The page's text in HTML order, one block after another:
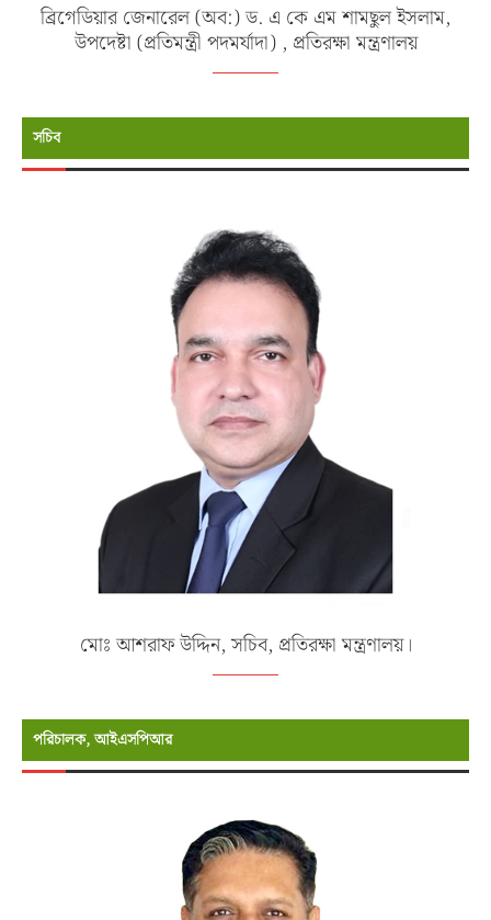
ব্রিগেডিয়ার জেনারেল (অব:) ড. এ কে এম শামছুল ইসলাম,
উপদেষ্টা (প্রতিমন্ত্রী পদমর্যাদা) , প্রতিরক্ষা মন্ত্রণালয়
সচিব
মোঃ আশরাফ উদ্দিন, সচিব, প্রতিরক্ষা মন্ত্রণালয়।
পরিচালক, আইএসপিআর